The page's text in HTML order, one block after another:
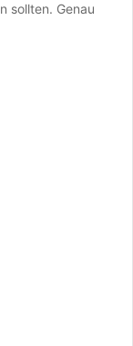
sollten. Genau